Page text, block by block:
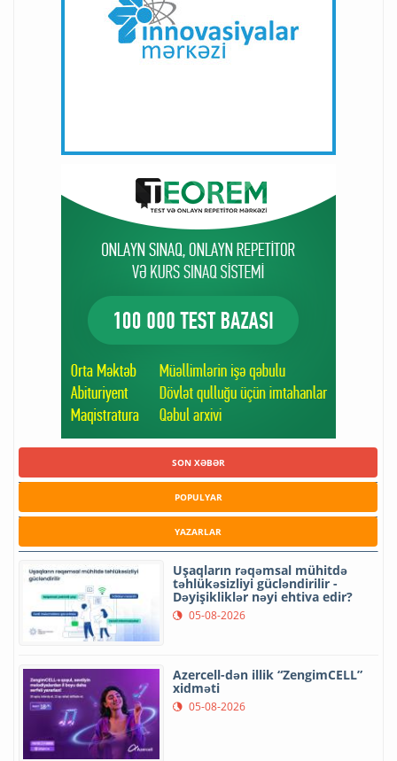
SON XƏBƏR
POPULYAR
YAZARLAR
Uşaqların rəqəmsal mühitdə
təhlükəsizliyi gücləndirilir -
Dəyişikliklər nəyi ehtiva edir?
05-08-2026
Azercell-dən illik “ZengimCELL”
xidməti
05-08-2026